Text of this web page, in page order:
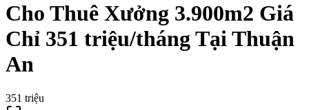
Cho Thuê Xưởng 3.900m2 Giá
Chỉ 351 triệu/tháng Tại Thuận
An
351 triệu